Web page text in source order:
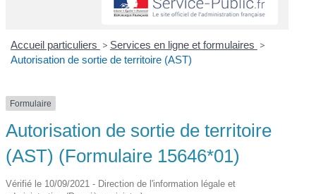
Accueil particuliers > Services en ligne et formulaires >
Autorisation de sortie de territoire (AST)
Formulaire
Autorisation de sortie de territoire
(AST) (Formulaire 15646*01)
Vérifié le 10/09/2021 - Direction de l'information légale et